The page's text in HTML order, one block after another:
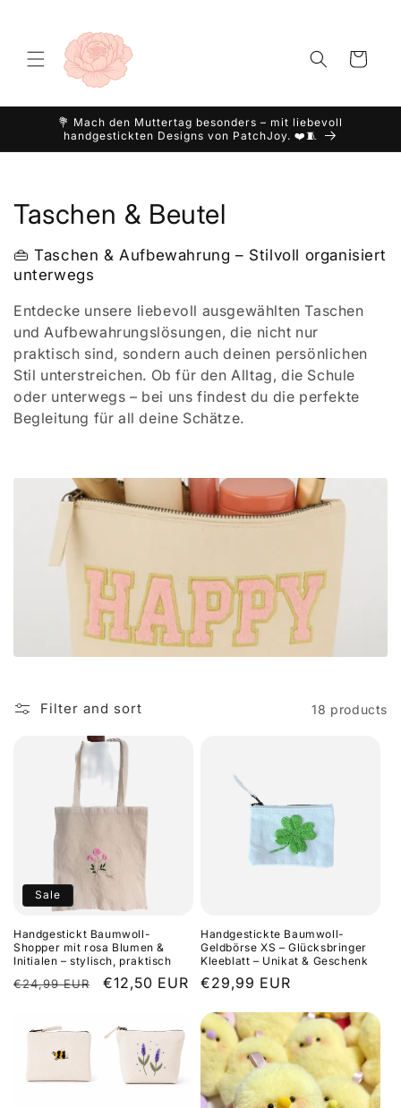
Cart
💐 Mach den Muttertag besonders – mit liebevoll
handgestickten Designs von PatchJoy. ❤️🧵
C
o
l
l
e
c
t
Taschen & Beutel
👜 Taschen & Aufbewahrung – Stilvoll organisiert
unterwegs
Entdecke unsere liebevoll ausgewählten Taschen
und Aufbewahrungslösungen, die nicht nur
praktisch sind, sondern auch deinen persönlichen
Stil unterstreichen. Ob für den Alltag, die Schule
oder unterwegs – bei uns findest du die perfekte
Begleitung für all deine Schätze.
Filter and sort 18 products
Sale
Handgestickt Baumwoll-
Shopper mit rosa Blumen &
Initialen – stylisch, praktisch
Regular
€24,99 EUR
Sale
€12,50 EUR
Handgestickte Baumwoll-
Geldbörse XS – Glücksbringer
Kleeblatt – Unikat & Geschenk
Regular
€29,99 EUR